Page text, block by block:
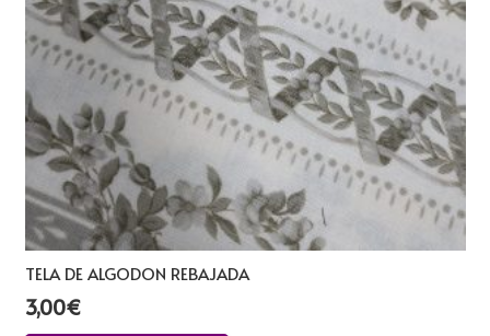
TELA DE ALGODON REBAJADA
3,00€